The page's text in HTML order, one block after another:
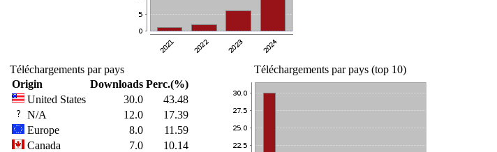
Téléchargements par pays
Origin
Downloads Perc.(%)
United States
30.0
43.48
N/A
12.0
17.39
Europe
8.0
11.59
Canada
7.0
10.14
Téléchargements par pays (top 10)